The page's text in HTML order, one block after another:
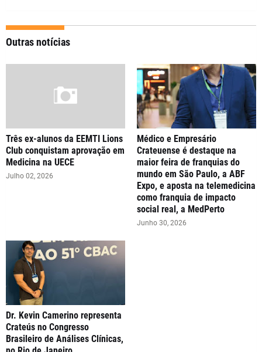
Outras notícias
Três ex-alunos da EEMTI Lions
Club conquistam aprovação em
Medicina na UECE
Julho 02, 2026
Médico e Empresário
Crateuense é destaque na
maior feira de franquias do
mundo em São Paulo, a ABF
Expo, e aposta na telemedicina
como franquia de impacto
social real, a MedPerto
Junho 30, 2026
Dr. Kevin Camerino representa
Crateús no Congresso
Brasileiro de Análises Clínicas,